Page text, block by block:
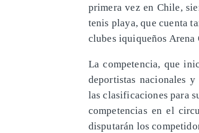
primera vez en Chile,
tenis playa, que cuenta
clubes iquiqueños Arena
La competencia, que
deportistas nacionales
las clasificaciones para
competencias en el
disputarán los